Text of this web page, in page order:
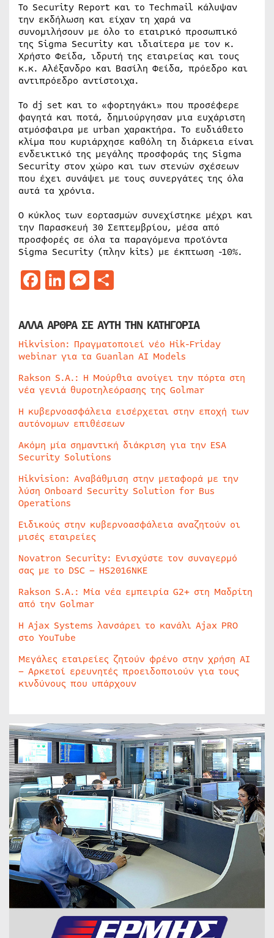
Το Security Report και το Techmail κάλυψαν
την εκδήλωση και είχαν τη χαρά να
συνομιλήσουν με όλο το εταιρικό προσωπικό
της Sigma Security και ιδιαίτερα με τον κ.
Χρήστο Φείδα, ιδρυτή της εταιρείας και τους
κ.κ. Αλέξανδρο και Βασίλη Φείδα, πρόεδρο και
αντιπρόεδρο αντίστοιχα.
Το dj set και το «φορτηγάκι» που προσέφερε
φαγητά και ποτά, δημιούργησαν μια ευχάριστη
ατμόσφαιρα με urban χαρακτήρα. Το ευδιάθετο
κλίμα που κυριάρχησε καθόλη τη διάρκεια είναι
ενδεικτικό της μεγάλης προσφοράς της Sigma
Security στον χώρο και των στενών σχέσεων
που έχει συνάψει με τους συνεργάτες της όλα
αυτά τα χρόνια.
Ο κύκλος των εορτασμών συνεχίστηκε μέχρι και
την Παρασκευή 30 Σεπτεμβρίου, μέσα από
προσφορές σε όλα τα παραγόμενα προϊόντα
Sigma Security (πλην kits) με έκπτωση -10%.
Facebook
LinkedIn
Messenger
ΑΛΛΑ ΑΡΘΡΑ ΣΕ ΑΥΤΗ ΤΗΝ ΚΑΤΗΓΟΡΙΑ
Hikvision: Πραγματοποιεί νέο Hik-Friday
webinar για τα Guanlan AI Models
Rakson S.A.: Η Μούρθια ανοίγει την πόρτα στη
νέα γενιά θυροτηλεόρασης της Golmar
Η κυβερνοασφάλεια εισέρχεται στην εποχή των
αυτόνομων επιθέσεων
Ακόμη μία σημαντική διάκριση για την ESA
Security Solutions
Hikvision: Αναβάθμιση στην μεταφορά με την
λύση Onboard Security Solution for Bus
Operations
Ειδικούς στην κυβερνοασφάλεια αναζητούν οι
μισές εταιρείες
Novatron Security: Ενισχύστε τον συναγερμό
σας με το DSC – HS2016NKE
Rakson S.A.: Μία νέα εμπειρία G2+ στη Μαδρίτη
από την Golmar
Η Ajax Systems λανσάρει το κανάλι Ajax PRO
στο YouTube
Μεγάλες εταιρείες ζητούν φρένο στην χρήση AI
– Αρκετοί ερευνητές προειδοποιούν για τους
κινδύνους που υπάρχουν